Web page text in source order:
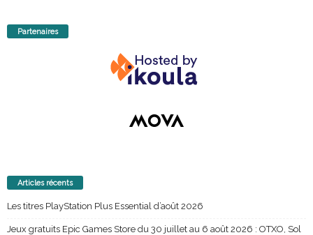
Partenaires
Articles récents
Les titres PlayStation Plus Essential d’août 2026
Jeux gratuits Epic Games Store du 30 juillet au 6 août 2026 : OTXO, Sol